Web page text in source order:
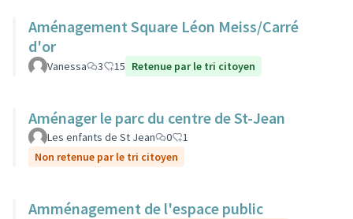
Aménagement Square Léon Meiss/Carré
d'or
Vanessa 3 15 Retenue par le tri citoyen
Aménager le parc du centre de St-Jean
Les enfants de St Jean 0
1
Non retenue par le tri citoyen
Amménagement de l'espace public